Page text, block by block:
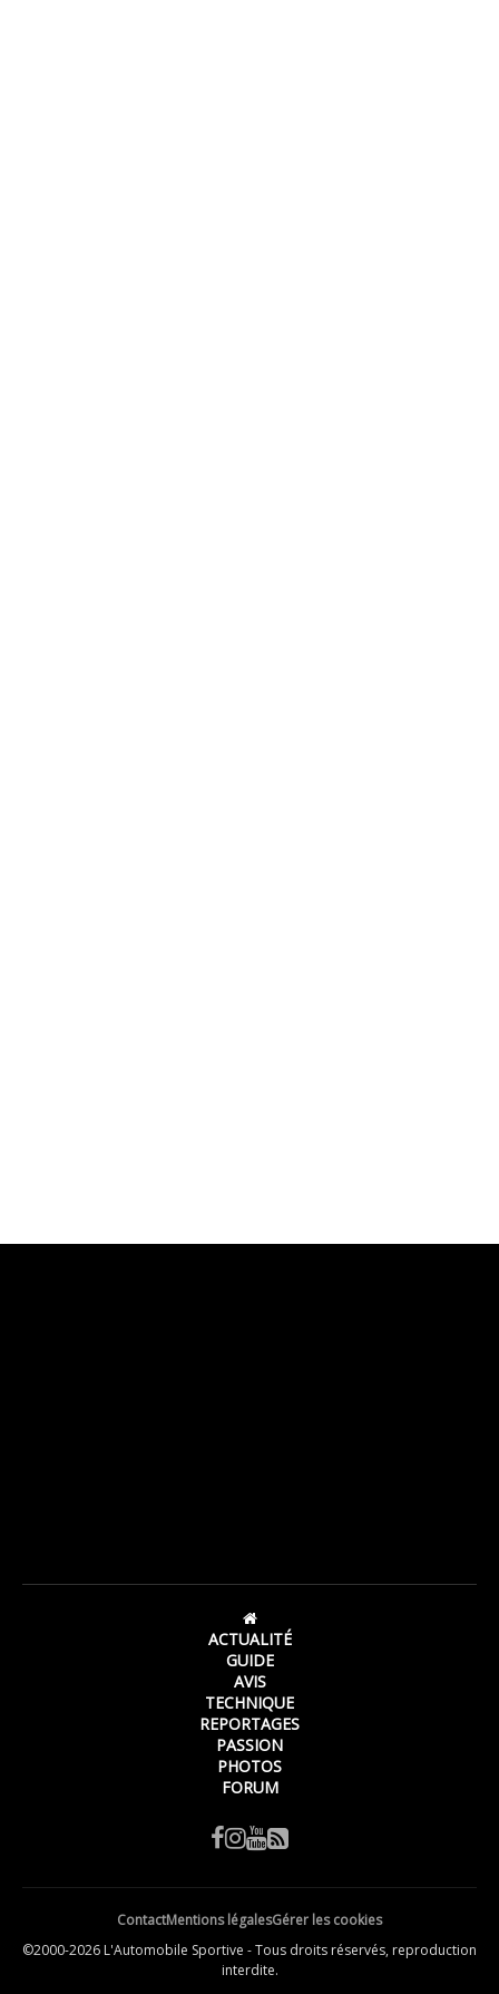
ACTUALITÉ
GUIDE
AVIS
TECHNIQUE
REPORTAGES
PASSION
PHOTOS
FORUM
ContactMentions légalesGérer les cookies
©2000-2026 L'Automobile Sportive - Tous droits réservés, reproduction
interdite.